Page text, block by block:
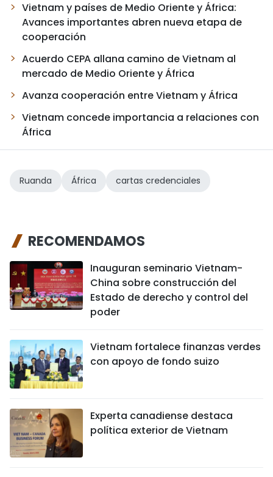
Vietnam y países de Medio Oriente y África:
Avances importantes abren nueva etapa de
cooperación
Acuerdo CEPA allana camino de Vietnam al
mercado de Medio Oriente y África
Avanza cooperación entre Vietnam y África
Vietnam concede importancia a relaciones con
África
Ruanda África cartas credenciales
RECOMENDAMOS
Inauguran seminario Vietnam-
China sobre construcción del
Estado de derecho y control del
poder
Vietnam fortalece finanzas verdes
con apoyo de fondo suizo
Experta canadiense destaca
política exterior de Vietnam